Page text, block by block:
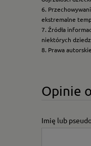
6.
ekstremalne
7. Źródła
niektórych
8. Prawa
Opinie
Imię lub